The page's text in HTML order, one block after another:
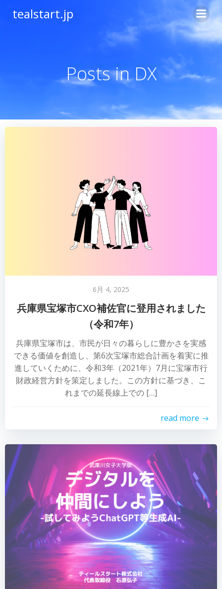
ン
へ
ス
tealstart.jp
Posts in DX
6月 4, 2025
兵庫県宝塚市CXO補佐官に登用されました
（令和7年）
兵庫県宝塚市は、市民が日々の暮らしに豊かさを実感
できる価値を創造し、第6次宝塚市総合計画を着実に推
進していくために、令和3年（2021年）7月に宝塚市行
財政経営方針を策定しました。この方針に基づき、こ
れまでの延長線上での […]
read more